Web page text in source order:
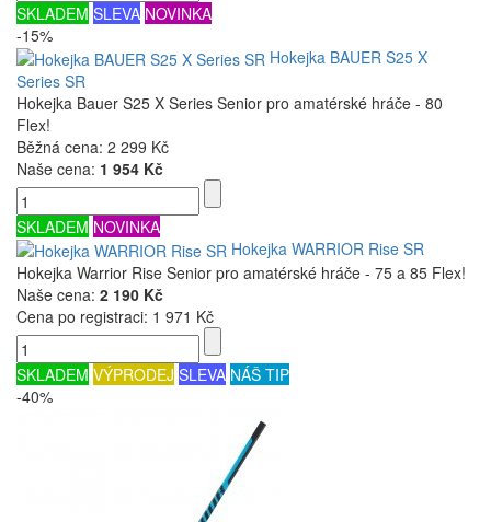
SKLADEM SLEVA NOVINKA
-15%
Hokejka BAUER S25 X
Series SR
Hokejka Bauer S25 X Series Senior pro amatérské hráče - 80
Flex!
Běžná cena: 2 299 Kč
Naše cena: 1 954 Kč
SKLADEM NOVINKA
Hokejka WARRIOR Rise SR
Hokejka Warrior Rise Senior pro amatérské hráče - 75 a 85 Flex!
Naše cena: 2 190 Kč
Cena po registraci: 1 971 Kč
SKLADEM VÝPRODEJ SLEVA NÁŠ TIP
-40%